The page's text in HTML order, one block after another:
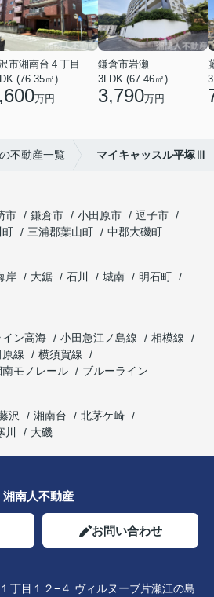
市湘南台４丁目
(76.35㎡)
万円
鎌倉市岩瀬
3LDK (67.46㎡)
3,790万円
不動産一覧 マイキャッスル平塚Ⅲ
市 鎌倉市 小田原市
逗子市
町 三浦郡葉山町
中郡大磯町
岸 大鋸 石川 城南
明石町
ン高海 小田急江ノ島線
相模線
線
横須賀線
南モノレール
ブルーライン
沢 湘南台
北茅ケ崎
川 大磯
湘南人不動産
お問い合わせ
丁目１２−４ ヴィルヌーブ片瀬江の島